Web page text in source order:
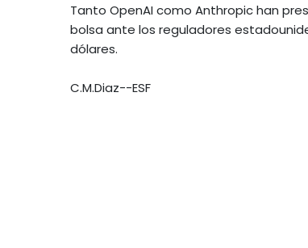
Tanto OpenAI como Anthropic han
bolsa ante los reguladores
dólares.
C.M.Diaz--ESF